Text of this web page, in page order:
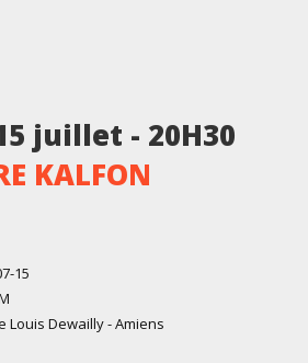
juillet - 20H30
KALFON
15
Louis Dewailly - Amiens